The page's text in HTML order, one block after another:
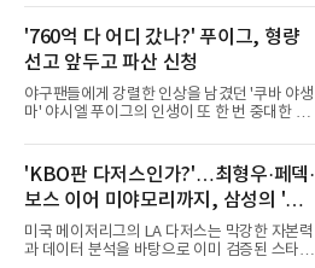
받았으나, 지난해 상금순위 75위에 그쳐 시드순
위전으로 밀렸고 본선에서도 78위에
문으로 향하고 있다. "누가 한국 야구 최초의 명
예의 전당 헌액자가 될 것인가?"현재 가장 많이
거론되는 후보군은 선동열, 최동원, 이승엽, 송
진우, 그리고 김응용 감독이다. 한국 야구의 시
대별 상징성과 업적을 고려하면 충분히 설득력
있는 이름들이다.선동열은 한국 야구가 배출한
최고의 투수로 평가받는다. 해태 시절 통산 146
프로야구에서도 성공하며 한국 선수의 해외 진
출 가능성을 보여준 상징적인 존
'760억 다 어디 갔나?' 푸이그, 형량
선고 앞두고 파산 신청
야구팬들에게 강렬한 인상을 남겼던 '쿠바 야생
마' 야시엘 푸이그의 인생이 또 한 번 중대한 갈
거액을 벌었던 푸이그가 연방 사건 선고를 앞두
고 파산보호를 신청했다.푸이그는 최근 미국 플
로리다 파산 법원에 챕터11 파산보호 신청을 냈
다. 챕터11은 기업이나 개인이 채권자들과 협의
를 통해 재정 구조를 재편할 수 있도록 돕는 제도
다.미 매체들에 따르면 푸이그의 자산 규모는
1000만~5000만 달러(약 146억~730억 원), 부
'KBO판 다저스인가?'…최형우·페덱·
보스 이어 미야모리까지, 삼성의 '스펙
만렙' 승부수
미국 메이저리그의 LA 다저스는 막강한 자본력
과 데이터 분석을 바탕으로 이미 검증된 스타들